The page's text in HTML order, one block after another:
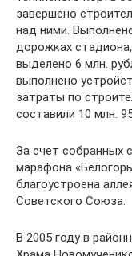
завершено
над ними.
дорожках
выделено 6 млн.
выполнено
затраты по
составили 10 млн.
За счет собранных
марафона
благоустроена
Советского Союза.
В 2005 году в